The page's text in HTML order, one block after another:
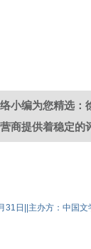
络小编为您精选
商提供着稳定的
31日||主办方：中国